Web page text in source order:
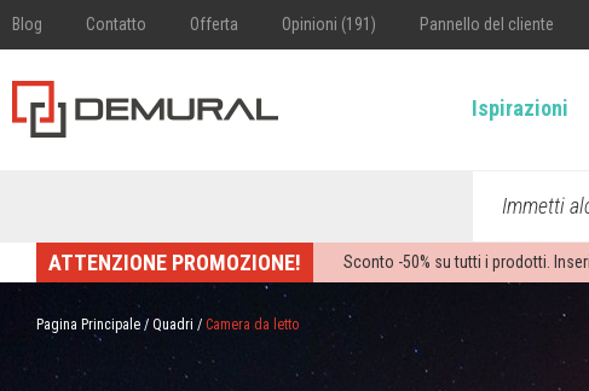
Blog Contatto Offerta Opinioni (191) Pannello del cliente
Ispirazioni
Immetti
ATTENZIONE PROMOZIONE! Sconto -50% su tutti i prodotti.
Pagina Principale / Quadri / Camera da letto